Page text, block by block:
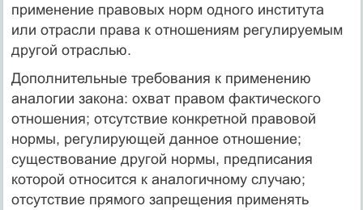
применение правовых норм одного института
или отрасли права к отношениям регулируемым
другой отраслью.
Дополнительные требования к применению
аналогии закона: охват правом фактического
отношения; отсутствие конкретной правовой
нормы, регулирующей данное отношение;
существование другой нормы, предписания
которой относится к аналогичному случаю;
отсутствие прямого запрещения применять